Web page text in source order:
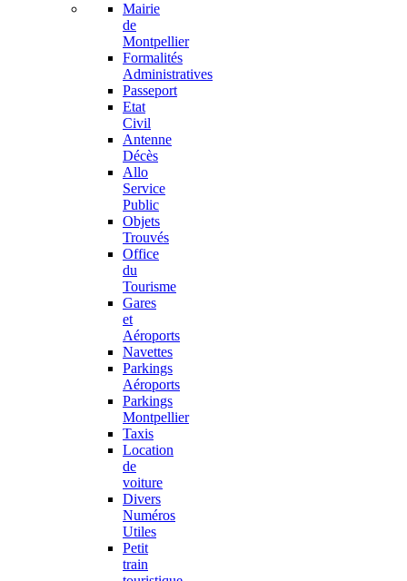
Mairie
de
Montpellier
Formalités
Administratives
Passeport
Etat
Civil
Antenne
Décès
Allo
Service
Public
Objets
Trouvés
Office
du
Tourisme
Gares
et
Aéroports
Navettes
Parkings
Aéroports
Parkings
Montpellier
Taxis
Location
de
voiture
Divers
Numéros
Utiles
Petit
train